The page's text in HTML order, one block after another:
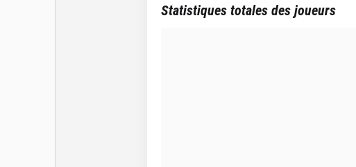
Statistiques totales des joueurs